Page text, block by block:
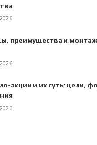
преимущества и
акции и их суть: цели,